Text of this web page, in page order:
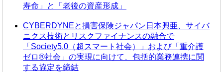
寿命」と「老後の資産形成」
CYBERDYNEと損害保険ジャパン日本興亜、サイバ
ニクス技術とリスクファイナンスの融合で
「Society5.0（超スマート社会）」および「重介護
ゼロ®社会」の実現に向けて、包括的業務連携に関
する協定を締結